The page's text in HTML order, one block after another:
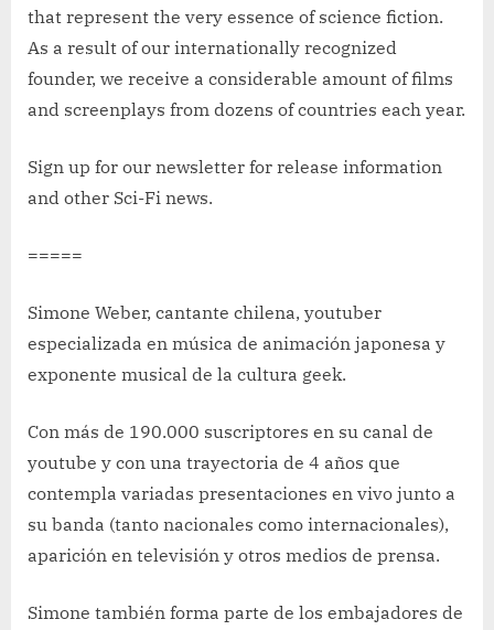
that represent the very essence of science fiction.
As a result of our internationally recognized
founder, we receive a considerable amount of films
and screenplays from dozens of countries each year.
Sign up for our newsletter for release information
and other Sci-Fi news.
=====
Simone Weber, cantante chilena, youtuber
especializada en música de animación japonesa y
exponente musical de la cultura geek.
Con más de 190.000 suscriptores en su canal de
youtube y con una trayectoria de 4 años que
contempla variadas presentaciones en vivo junto a
su banda (tanto nacionales como internacionales),
aparición en televisión y otros medios de prensa.
Simone también forma parte de los embajadores de